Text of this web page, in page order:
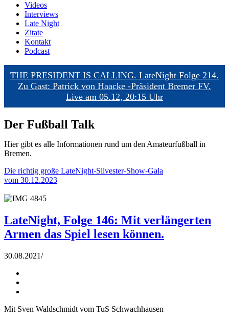
Videos
Interviews
Late Night
Zitate
Kontakt
Podcast
THE PRESIDENT IS CALLING. LateNight Folge 214.
Zu Gast: Patrick von Haacke -Präsident Bremer FV.
Live am 05.12, 20:15 Uhr
Der Fußball Talk
Hier gibt es alle Informationen rund um den Amateurfußball in
Bremen.
Die richtig große LateNight-Silvester-Show-Gala
vom 30.12.2023
LateNight, Folge 146: Mit verlängerten
Armen das Spiel lesen können.
30.08.2021/
Mit Sven Waldschmidt vom TuS Schwachhausen